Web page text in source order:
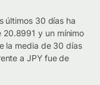
últimos 30 días ha
y un mínimo
la media de 30 días
a JPY fue de